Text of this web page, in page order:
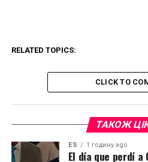
RELATED TOPICS:
CLICK TO
ТАКОЖ
ES 1 годину ago
El día que perdí a